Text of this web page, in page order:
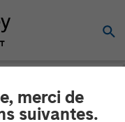
merci de
suivantes.